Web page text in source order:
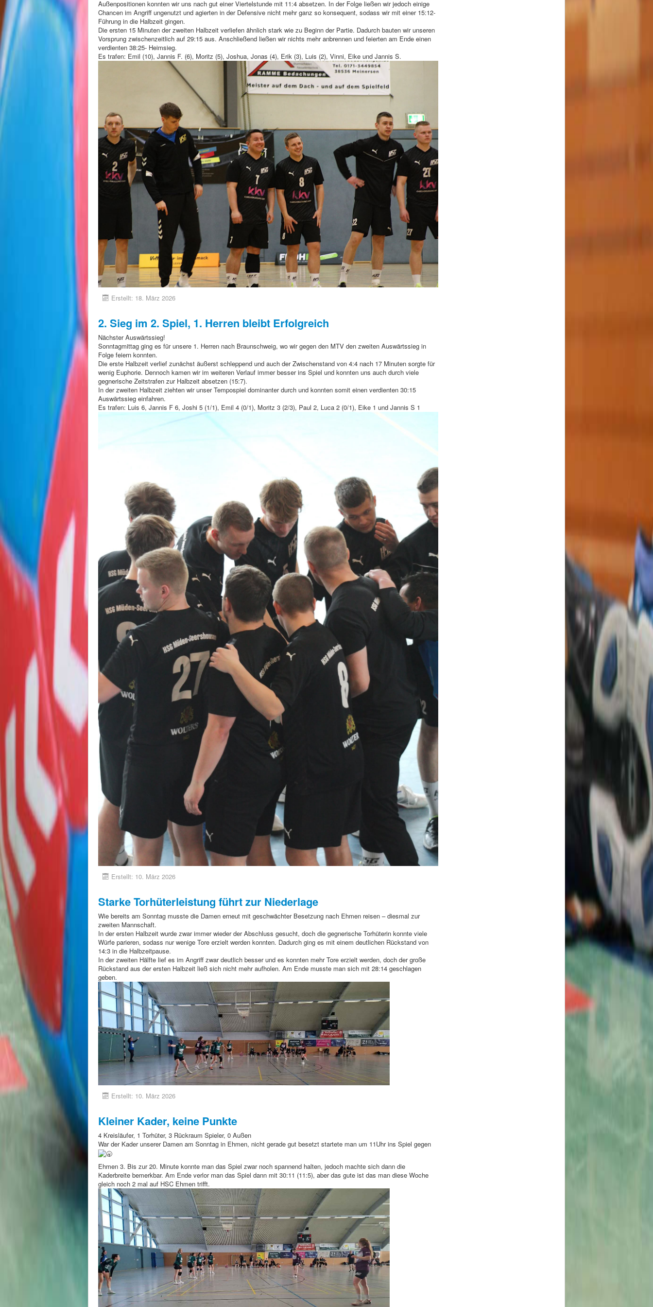
Außenpositionen konnten wir uns nach gut einer Viertelstunde mit 11:4 absetzen. In der Folge ließen wir jedoch einige
Chancen im Angriff ungenutzt und agierten in der Defensive nicht mehr ganz so konsequent, sodass wir mit einer 15:12-
Führung in die Halbzeit gingen.
Die ersten 15 Minuten der zweiten Halbzeit verliefen ähnlich stark wie zu Beginn der Partie. Dadurch bauten wir unseren
Vorsprung zwischenzeitlich auf 29:15 aus. Anschließend ließen wir nichts mehr anbrennen und feierten am Ende einen
verdienten 38:25- Heimsieg.
Es trafen: Emil (10), Jannis F. (6), Moritz (5), Joshua, Jonas (4), Erik (3), Luis (2), Vinni, Eike und Jannis S.
Erstellt: 18. März 2026
2. Sieg im 2. Spiel, 1. Herren bleibt Erfolgreich
Nächster Auswärtssieg!
Sonntagmittag ging es für unsere 1. Herren nach Braunschweig, wo wir gegen den MTV den zweiten Auswärtssieg in
Folge feiern konnten.
Die erste Halbzeit verlief zunächst äußerst schleppend und auch der Zwischenstand von 4:4 nach 17 Minuten sorgte für
wenig Euphorie. Dennoch kamen wir im weiteren Verlauf immer besser ins Spiel und konnten uns auch durch viele
gegnerische Zeitstrafen zur Halbzeit absetzen (15:7).
In der zweiten Halbzeit ziehten wir unser Tempospiel dominanter durch und konnten somit einen verdienten 30:15
Auswärtssieg einfahren.
Es trafen: Luis 6, Jannis F 6, Joshi 5 (1/1), Emil 4 (0/1), Moritz 3 (2/3), Paul 2, Luca 2 (0/1), Eike 1 und Jannis S 1
Erstellt: 10. März 2026
Starke Torhüterleistung führt zur Niederlage
Wie bereits am Sonntag musste die Damen erneut mit geschwächter Besetzung nach Ehmen reisen – diesmal zur
zweiten Mannschaft.
In der ersten Halbzeit wurde zwar immer wieder der Abschluss gesucht, doch die gegnerische Torhüterin konnte viele
Würfe parieren, sodass nur wenige Tore erzielt werden konnten. Dadurch ging es mit einem deutlichen Rückstand von
14:3 in die Halbzeitpause.
In der zweiten Hälfte lief es im Angriff zwar deutlich besser und es konnten mehr Tore erzielt werden, doch der große
Rückstand aus der ersten Halbzeit ließ sich nicht mehr aufholen. Am Ende musste man sich mit 28:14 geschlagen
geben.
Erstellt: 10. März 2026
Kleiner Kader, keine Punkte
4 Kreisläufer, 1 Torhüter, 3 Rückraum Spieler, 0 Außen
War der Kader unserer Damen am Sonntag in Ehmen, nicht gerade gut besetzt startete man um 11Uhrins Spiel gegen
Ehmen 3. Bis zur 20. Minute konnte man das Spiel zwar noch spannend halten, jedoch machte sich dann die
Kaderbreite bemerkbar. Am Ende verlor man das Spiel dann mit 30:11 (11:5), aber das gute ist das man diese Woche
gleich noch 2 mal auf HSC Ehmen trifft.